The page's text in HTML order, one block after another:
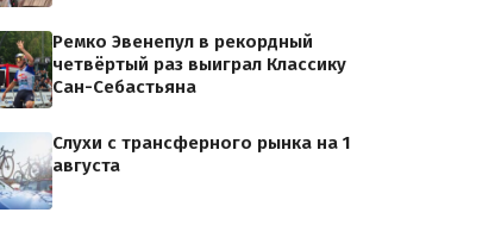
Ремко Эвенепул в рекордный
четвёртый раз выиграл Классику
Сан-Себастьяна
Слухи с трансферного рынка на 1
августа